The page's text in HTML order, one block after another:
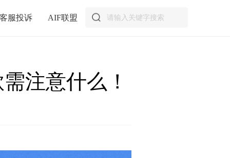
客服投诉 AIF联盟
注意什么！